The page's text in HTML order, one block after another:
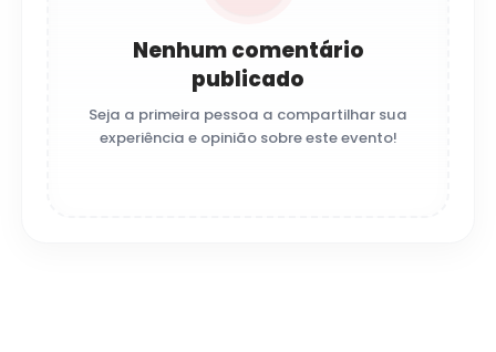
Nenhum comentário
publicado
Seja a primeira pessoa a compartilhar sua
experiência e opinião sobre este evento!